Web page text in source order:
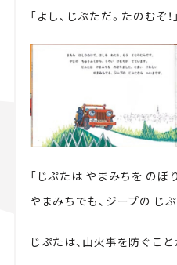
「よし、じぷただ。たのむぞ！」
「じぷたは やまみちを のぼ
やまみちでも、ジープの じ
じぷたは、山火事を防ぐこ